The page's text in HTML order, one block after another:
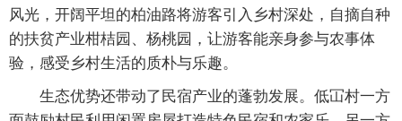
风光，开阔平坦的柏油路将游客引入乡村深处，自摘自种
的扶贫产业柑桔园、杨桃园，让游客能亲身参与农事体
验，感受乡村生活的质朴与乐趣。
生态优势还带动了民宿产业的蓬勃发展。低冚村一方